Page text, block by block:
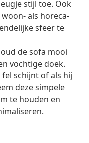
stijl toe. Ook
als horeca-
sfeer te
de sofa mooi
vochtige doek.
fel schijnt of als hij
deze simpele
te houden en